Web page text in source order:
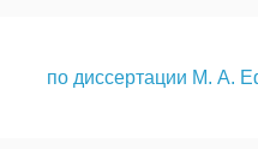
по диссертации М. А.